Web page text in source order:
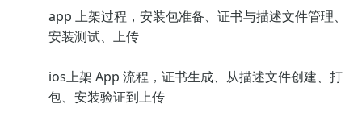
app 上架过程，安装包准备、证书与描述文件管理、
安装测试、上传
ios上架 App 流程，证书生成、从描述文件创建、打
包、安装验证到上传